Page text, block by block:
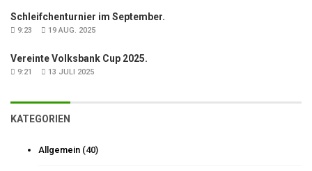
Schleifchenturnier im September.
9:23 19 AUG. 2025
Vereinte Volksbank Cup 2025.
9:21 13 JULI 2025
KATEGORIEN
Allgemein (40)